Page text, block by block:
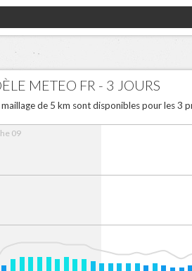
METEO FR - 3 JOURS
de 5 km sont disponibles pour les 3
09